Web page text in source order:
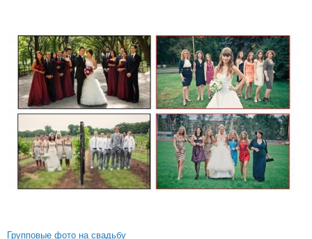
Групповые фото на свадьбу